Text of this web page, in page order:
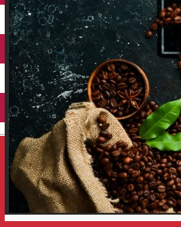
English
Închirieri auto
Închirieri de biciclete